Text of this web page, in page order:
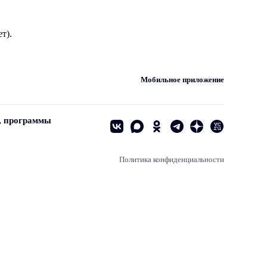
Мобильное приложение
программы
Политика конфиденциальности